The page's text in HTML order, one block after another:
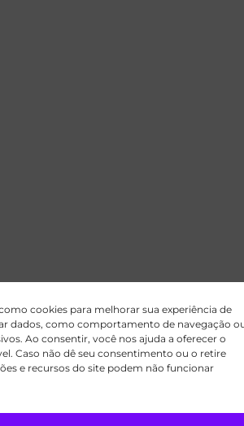
cookies para melhorar sua experiência de
dados, como comportamento de navegação
Ao consentir, você nos ajuda a oferecer o
Caso não dê seu consentimento ou o retire
e recursos do site podem não funcionar